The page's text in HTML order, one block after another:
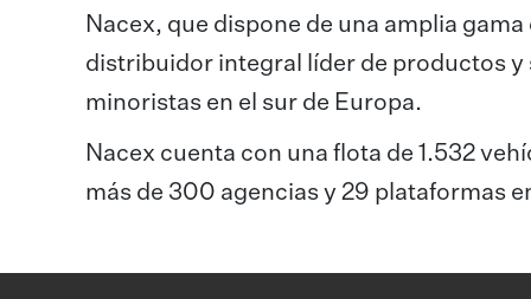
Nacex, que dispone de una amplia
distribuidor integral líder de productos y
minoristas en el sur de Europa.
Nacex cuenta con una flota de 1.532
más de 300 agencias y 29 plataformas